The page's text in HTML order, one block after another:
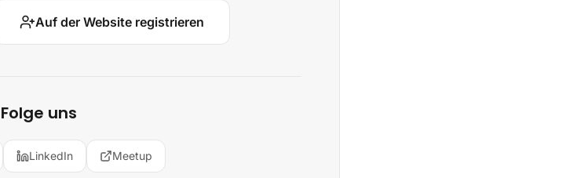
Auf der Website registrieren
Folge uns
LinkedIn Meetup